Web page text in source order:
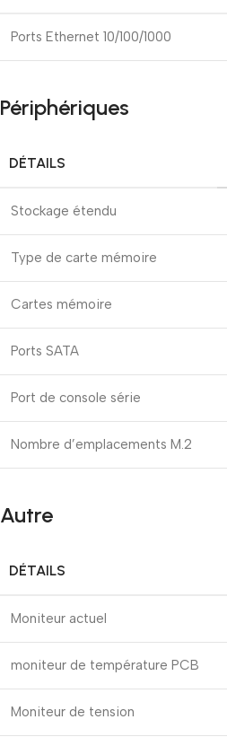
Ports Ethernet 10/100/1000
Périphériques
DÉTAILS
Stockage étendu
Type de carte mémoire
Cartes mémoire
Ports SATA
Port de console série
Nombre d’emplacements M.2
Autre
DÉTAILS
Moniteur actuel
moniteur de température PCB
Moniteur de tension